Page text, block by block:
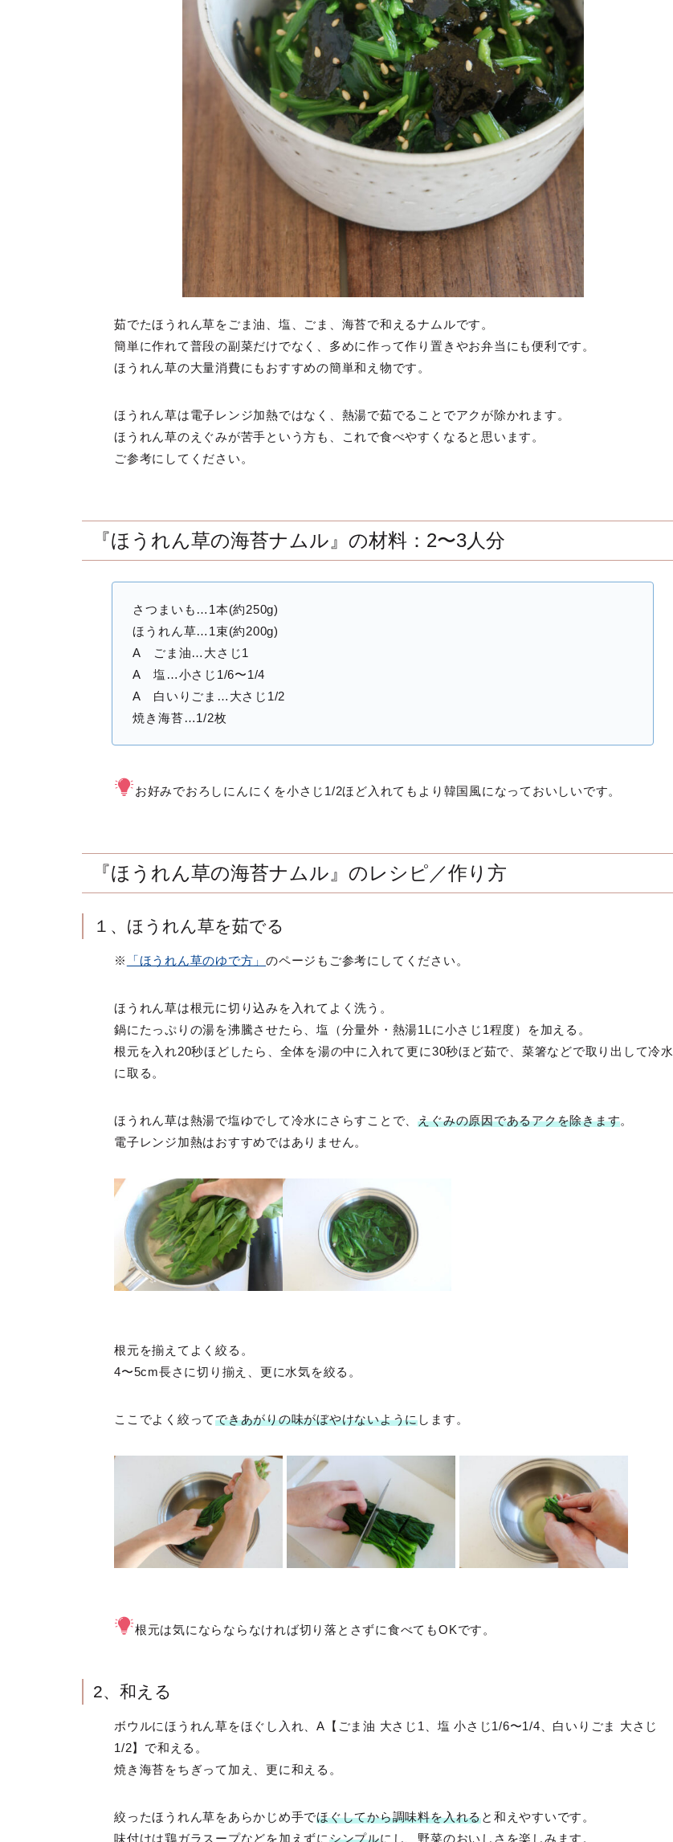
茹でたほうれん草をごま油、塩、ごま、海苔で和えるナムルです。
簡単に作れて普段の副菜だけでなく、多めに作って作り置きやお弁当にも便利です。
ほうれん草の大量消費にもおすすめの簡単和え物です。
ほうれん草は電子レンジ加熱ではなく、熱湯で茹でることでアクが除かれます。
ほうれん草のえぐみが苦手という方も、これで食べやすくなると思います。
ご参考にしてください。
『ほうれん草の海苔ナムル』の材料：2〜3人分
さつまいも…1本(約250g)
ほうれん草…1束(約200g)
A ごま油…大さじ1
A 塩…小さじ1/6〜1/4
A 白いりごま…大さじ1/2
焼き海苔…1/2枚
お好みでおろしにんにくを小さじ1/2ほど入れてもより韓国風になっておいしいです。
『ほうれん草の海苔ナムル』のレシピ／作り方
１、ほうれん草を茹でる
※ 「ほうれん草のゆで方」のページもご参考にしてください。
ほうれん草は根元に切り込みを入れてよく洗う。
鍋にたっぷりの湯を沸騰させたら、塩（分量外・熱湯1Lに小さじ1程度）を加える。
根元を入れ20秒ほどしたら、全体を湯の中に入れて更に30秒ほど茹で、菜箸などで取り出して冷水
に取る。
ほうれん草は熱湯で塩ゆでして冷水にさらすことで、えぐみの原因であるアクを除きます。
電子レンジ加熱はおすすめではありません。
根元を揃えてよく絞る。
4〜5cm長さに切り揃え、更に水気を絞る。
ここでよく絞ってできあがりの味がぼやけないようにします。
根元は気にならならなければ切り落とさずに食べてもOKです。
2、和える
ボウルにほうれん草をほぐし入れ、A【ごま油 大さじ1、塩 小さじ1/6〜1/4、白いりごま 大さじ
1/2】で和える。
焼き海苔をちぎって加え、更に和える。
絞ったほうれん草をあらかじめ手でほぐしてから調味料を入れると和えやすいです。
味付けは鶏ガラスープなどを加えずにシンプルにし、野菜のおいしさを楽しみます。